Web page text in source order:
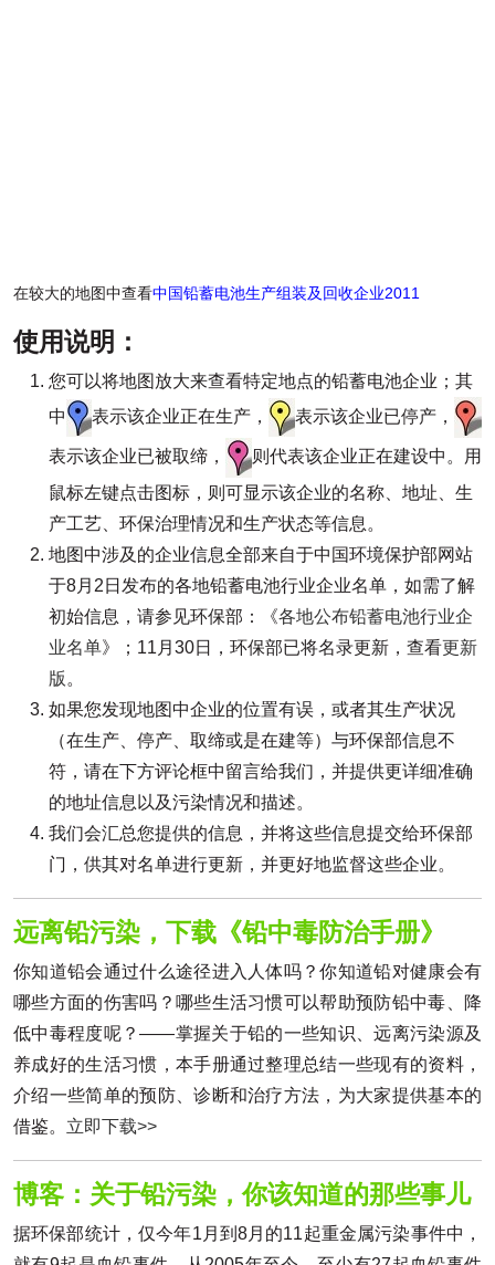
在较大的地图中查看中国铅蓄电池生产组装及回收企业2011
使用说明：
您可以将地图放大来查看特定地点的铅蓄电池企业；其
中
表示该企业正在生产， 表示该企业已停产，
表示该企业已被取缔，
则代表该企业正在建设中。用
鼠标左键点击图标，则可显示该企业的名称、地址、生
产工艺、环保治理情况和生产状态等信息。
地图中涉及的企业信息全部来自于中国环境保护部网站
于8月2日发布的各地铅蓄电池行业企业名单，如需了解
初始信息，请参见环保部：《各地公布铅蓄电池行业企
业名单》；11月30日，环保部已将名录更新，查看更新
版 。
如果您发现地图中企业的位置有误，或者其生产状况
（在生产、停产、取缔或是在建等）与环保部信息不
符，请在下方评论框中留言给我们，并提供更详细准确
的地址信息以及污染情况和描述。
我们会汇总您提供的信息，并将这些信息提交给环保部
门，供其对名单进行更新，并更好地监督这些企业。
远离铅污染，下载《铅中毒防治手册》
你知道铅会通过什么途径进入人体吗？你知道铅对健康会有
哪些方面的伤害吗？哪些生活习惯可以帮助预防铅中毒、降
低中毒程度呢？——掌握关于铅的一些知识、远离污染源及
养成好的生活习惯，本手册通过整理总结一些现有的资料，
介绍一些简单的预防、诊断和治疗方法，为大家提供基本的
借鉴。 立即下载>>
博客：关于铅污染，你该知道的那些事儿
据环保部统计，仅今年1月到8月的11起重金属污染事件中，